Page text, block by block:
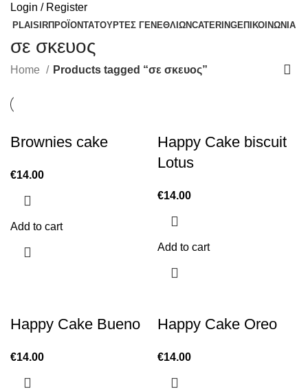
Login / Register
PLAISIRΠΡΟΪΟΝΤΑΤΟΥΡΤΕΣ ΓΕΝΕΘΛΙΩΝCATERINGΕΠΙΚΟΙΝΩΝΙΑ
σε σκευος
Home Products tagged “σε σκευος”
Brownies cake
€14.00
Add to cart
Happy Cake biscuit
Lotus
€14.00
Add to cart
Happy Cake Bueno
€14.00
Happy Cake Oreo
€14.00